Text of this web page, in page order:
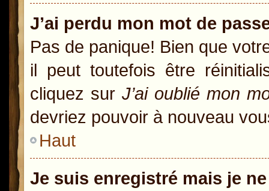
J’ai perdu mon mot de
Pas de panique! Bien que
il peut toutefois être
cliquez sur J’ai oublié mon
devriez pouvoir à nouveau
Haut
Je suis enregistré mais je